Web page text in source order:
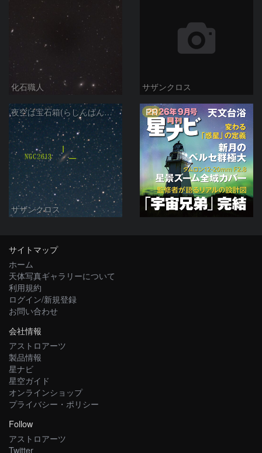
化石職人 サザンクロス
夜空は宝石箱(らしんばん座 NGC2613) Seestar50
サザンクロス
PR
サイトマップ
ホーム
天体写真ギャラリーについて
利用規約
ログイン/新規登録
お問い合わせ
会社情報
アストロアーツ
製品情報
星ナビ
星空ガイド
オンラインショップ
プライバシー・ポリシー
Follow
アストロアーツ
Twitter